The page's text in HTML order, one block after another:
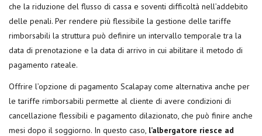
che la riduzione del flusso di cassa e soventi difficoltà nell’addebito
delle penali. Per rendere più flessibile la gestione delle tariffe
rimborsabili la struttura può definire un intervallo temporale tra la
data di prenotazione e la data di arrivo in cui abilitare il metodo di
pagamento rateale.
Offrire l’opzione di pagamento Scalapay come alternativa anche per
le tariffe rimborsabili permette al cliente di avere condizioni di
cancellazione flessibili e pagamento dilazionato, che può finire anche
mesi dopo il soggiorno. In questo caso, l’albergatore riesce ad